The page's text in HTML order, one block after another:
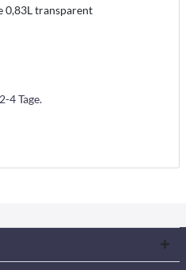
0,83L transparent
4 Tage.